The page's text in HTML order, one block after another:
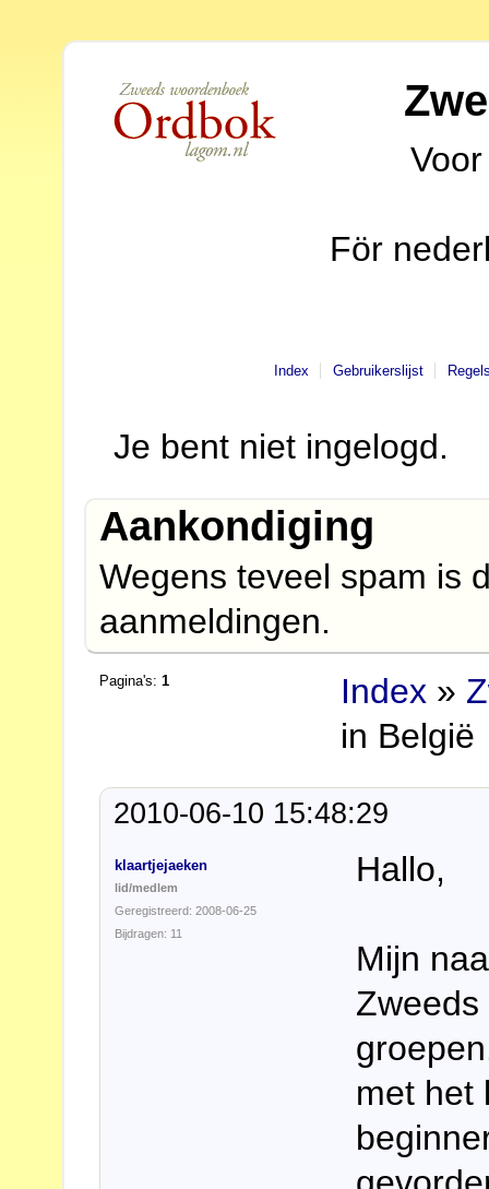
För
Index Gebruikerslijst
Je bent niet ingelogd.
Aankondiging
Wegens teveel spam is
aanmeldingen.
Pagina's:1 Index »
in België
2010-06-10 15:48:29
klaartjejaeken
lid/medlem
Geregistreerd: 2008-06-25
Bijdragen: 11
Hallo,
Mijn
met het